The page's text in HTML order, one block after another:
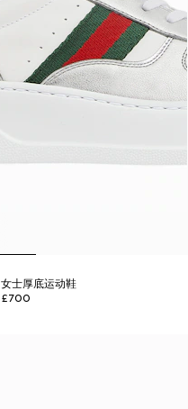
女士厚底运动鞋
£700